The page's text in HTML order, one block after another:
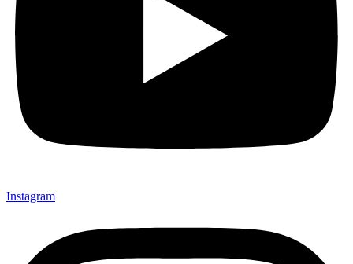
Instagram